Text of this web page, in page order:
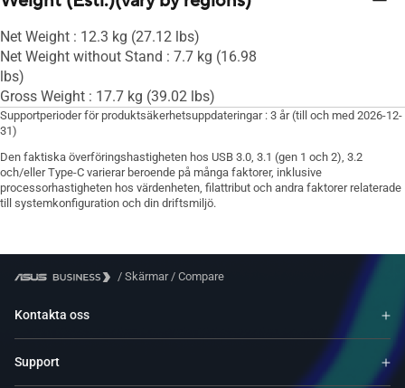
Net Weight : 12.3 kg (27.12 lbs)
Net Weight without Stand : 7.7 kg (16.98
lbs)
Gross Weight : 17.7 kg (39.02 lbs)
Supportperioder för produktsäkerhetsuppdateringar : 3 år (till och med 2026-12-
31)
Den faktiska överföringshastigheten hos USB 3.0, 3.1 (gen 1 och 2), 3.2
och/eller Type-C varierar beroende på många faktorer, inklusive
processorhastigheten hos värdenheten, filattribut och andra faktorer relaterade
till systemkonfiguration och din driftsmiljö.
/ Skärmar/ Compare
Kontakta oss
Support